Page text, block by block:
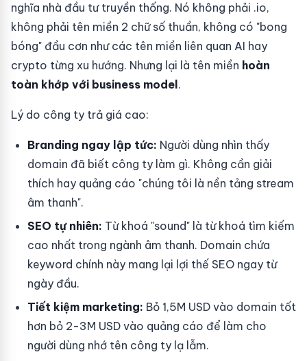
nghĩa nhà đầu tư truyền thống. Nó không phải .io,
không phải tên miền 2 chữ số thuần, không có "bong
bóng" đầu cơn như các tên miền liên quan AI hay
crypto từng xu hướng. Nhưng lại là tên miền hoàn
toàn khớp với business model .
Lý do công ty trả giá cao:
Branding ngay lập tức: Người dùng nhìn thấy
domain đã biết công ty làm gì. Không cần giải
thích hay quảng cáo "chúng tôi là nền tảng stream
âm thanh".
SEO tự nhiên: Từ khoá "sound" là từ khoá tìm kiếm
cao nhất trong ngành âm thanh. Domain chứa
keyword chính này mang lại lợi thế SEO ngay từ
ngày đầu.
Tiết kiệm marketing: Bỏ 1,5M USD vào domain tốt
hơn bỏ 2-3M USD vào quảng cáo để làm cho
người dùng nhớ tên công ty lạ lẫm.